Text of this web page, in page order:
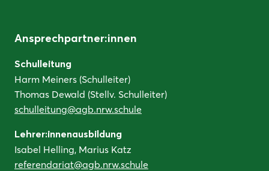
Ansprechpartner:innen
Schulleitung
Harm Meiners (Schulleiter)
Thomas Dewald (Stellv. Schulleiter)
schulleitung@agb.nrw.schule
Lehrer:innenausbildung
Isabel Helling, Marius Katz
referendariat@agb.nrw.schule